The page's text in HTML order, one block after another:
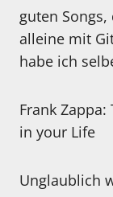
guten
alleine mit
habe ich
Frank
in your Life
Unglaublich